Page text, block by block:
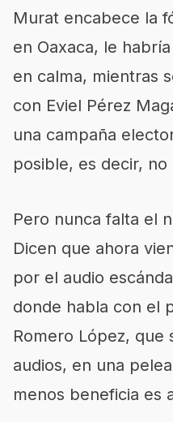
Murat encabece la
en Oaxaca, le
en calma, mientras
con Eviel Pérez
una campaña
posible, es decir,
Pero nunca falta el
Dicen que ahora
por el audio
donde habla con el
Romero López, que
audios, en una
menos beneficia es